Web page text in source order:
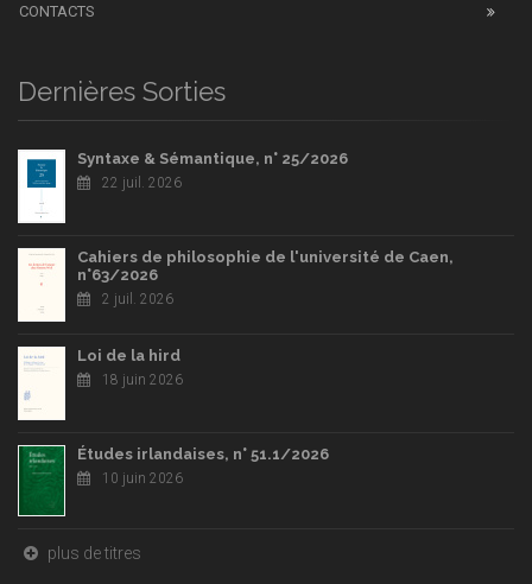
CONTACTS
Dernières Sorties
Syntaxe & Sémantique, n° 25/2026
22 juil. 2026
Cahiers de philosophie de l'université de Caen,
n°63/2026
2 juil. 2026
Loi de la hird
18 juin 2026
Études irlandaises, n° 51.1/2026
10 juin 2026
plus de titres